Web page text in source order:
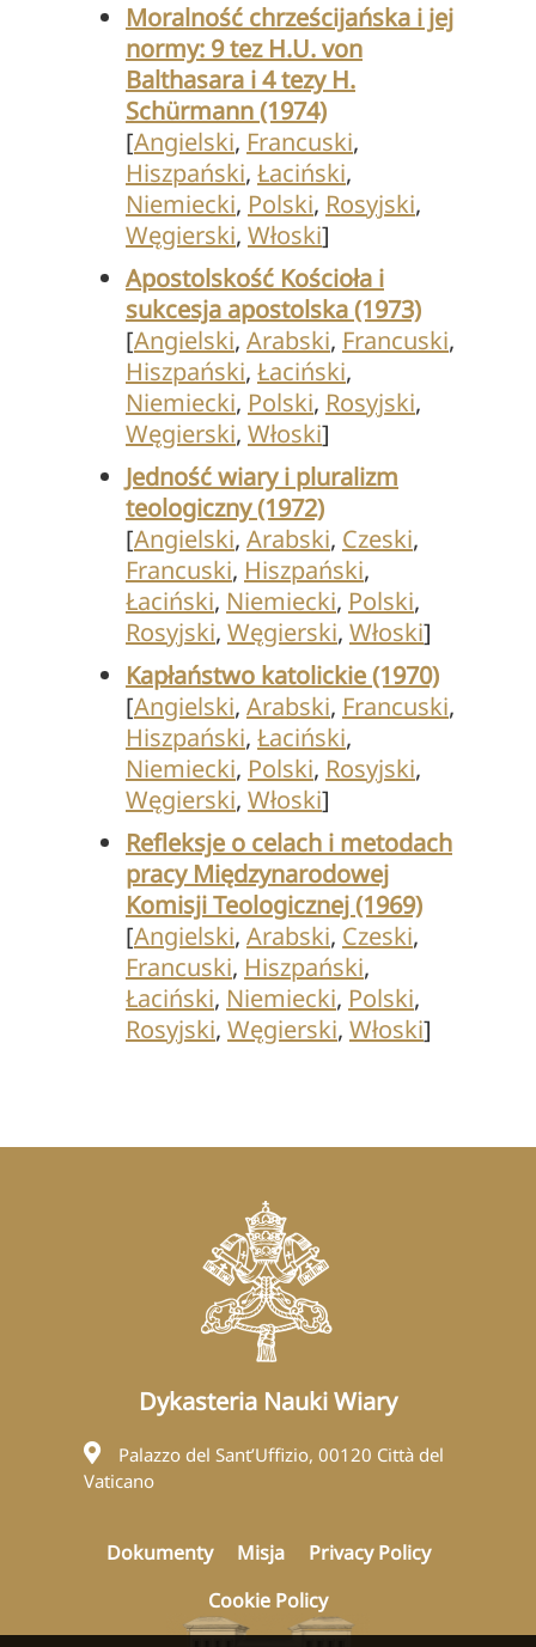
Moralność chrześcijańska i jej
normy: 9 tez H.U. von
Balthasara i 4 tezy H.
Schürmann (1974)
[Angielski, Francuski,
Hiszpański, Łaciński,
Niemiecki, Polski, Rosyjski,
Węgierski, Włoski]
Apostolskość Kościoła i
sukcesja apostolska (1973)
[Angielski, Arabski, Francuski,
Hiszpański, Łaciński,
Niemiecki, Polski, Rosyjski,
Węgierski, Włoski]
Jedność wiary i pluralizm
teologiczny (1972)
[Angielski, Arabski, Czeski,
Francuski, Hiszpański,
Łaciński, Niemiecki, Polski,
Rosyjski, Węgierski, Włoski]
Kapłaństwo katolickie (1970)
[Angielski, Arabski, Francuski,
Hiszpański, Łaciński,
Niemiecki, Polski, Rosyjski,
Węgierski, Włoski]
Refleksje o celach i metodach
pracy Międzynarodowej
Komisji Teologicznej (1969)
[Angielski, Arabski, Czeski,
Francuski, Hiszpański,
Łaciński, Niemiecki, Polski,
Rosyjski, Węgierski, Włoski]
Dykasteria Nauki Wiary
Palazzo del Sant’Uffizio, 00120 Città del
Vaticano
Dokumenty Misja
Privacy Policy
Cookie Policy